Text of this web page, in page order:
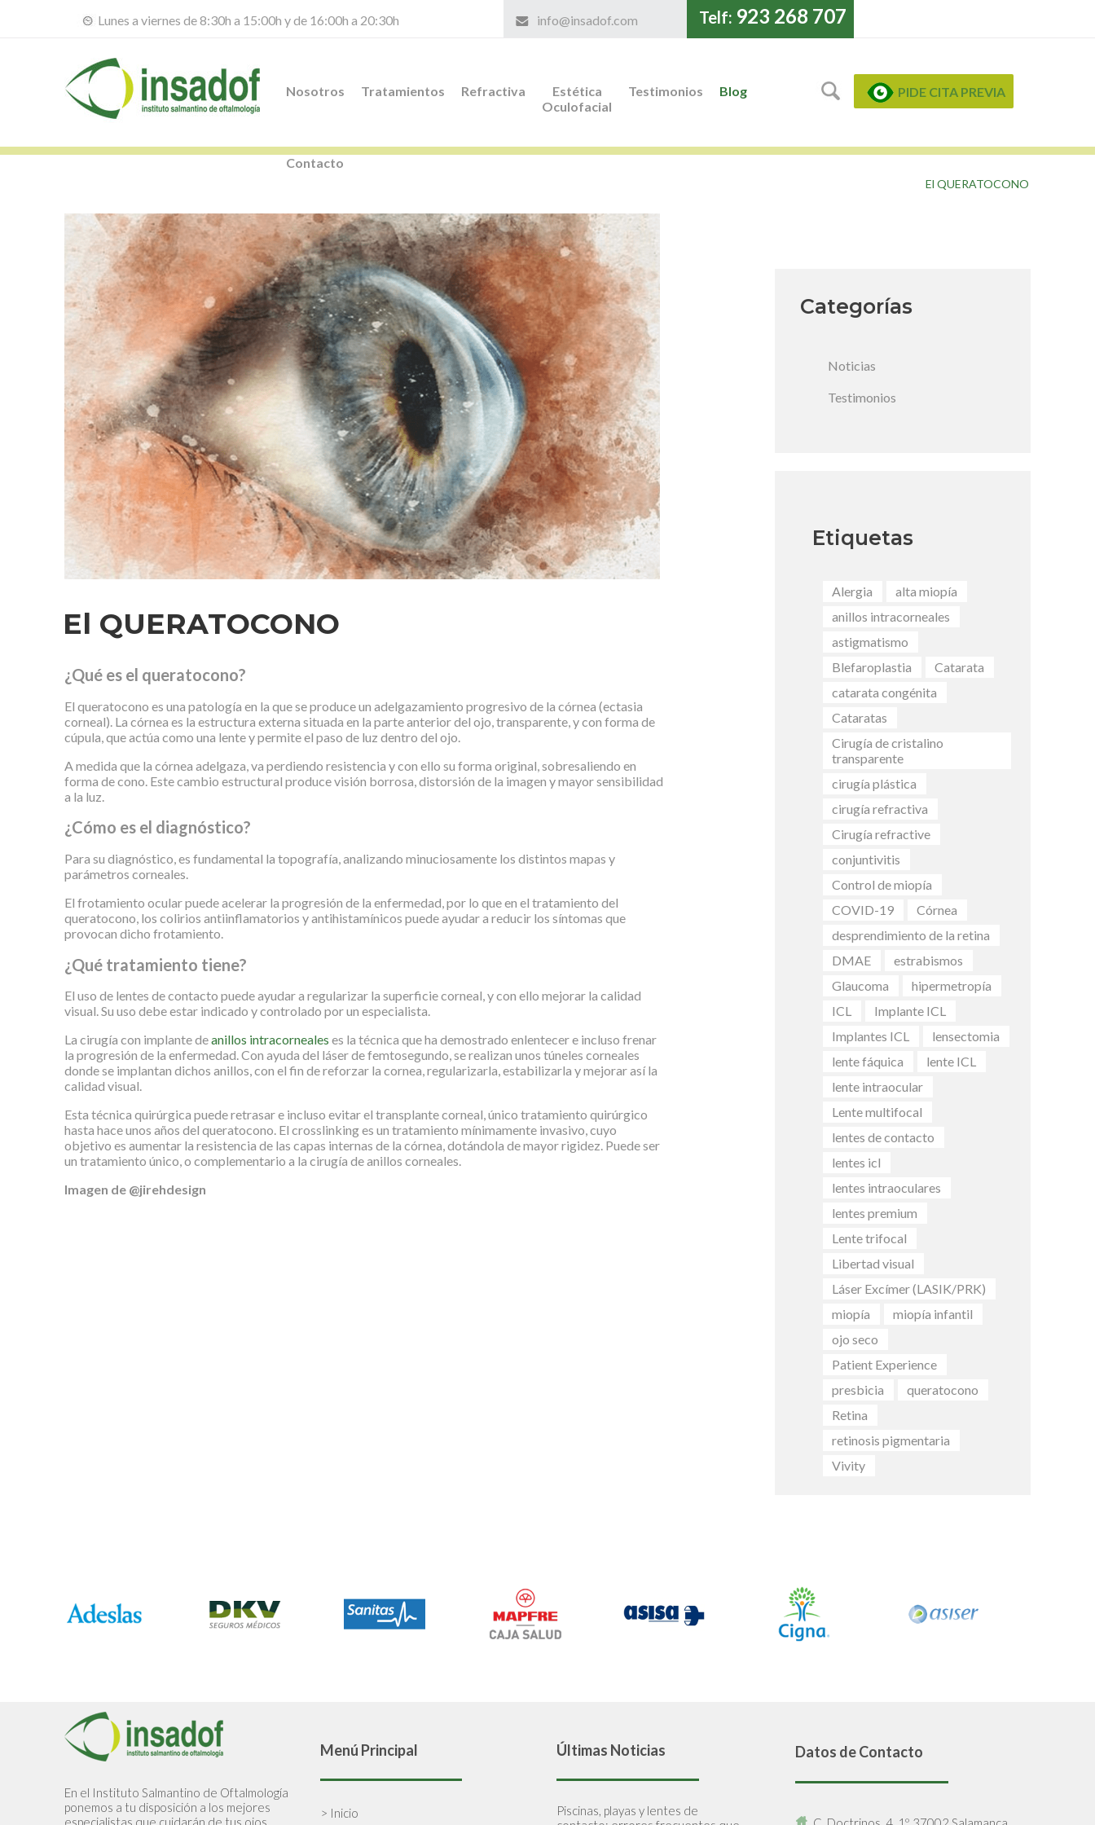
Lunes a viernes de 8:30h a 15:00h y de 16:00h a 20:30h info@insadof.com Telf: 923 268 707
Nosotros Tratamientos Refractiva
Estética
Oculofacial
Testimonios Blog
Contacto
PIDE CITA PREVIA
El QUERATOCONO
El QUERATOCONO
¿Qué es el queratocono?
El queratocono es una patología en la que se produce un adelgazamiento progresivo de la córnea (ectasia
corneal). La córnea es la estructura externa situada en la parte anterior del ojo, transparente, y con forma de
cúpula, que actúa como una lente y permite el paso de luz dentro del ojo.
A medida que la córnea adelgaza, va perdiendo resistencia y con ello su forma original, sobresaliendo en
forma de cono. Este cambio estructural produce visión borrosa, distorsión de la imagen y mayor sensibilidad
a la luz.
¿Cómo es el diagnóstico?
Para su diagnóstico, es fundamental la topografía, analizando minuciosamente los distintos mapas y
parámetros corneales.
El frotamiento ocular puede acelerar la progresión de la enfermedad, por lo que en el tratamiento del
queratocono, los colirios antiinflamatorios y antihistamínicos puede ayudar a reducir los síntomas que
provocan dicho frotamiento.
¿Qué tratamiento tiene?
El uso de lentes de contacto puede ayudar a regularizar la superficie corneal, y con ello mejorar la calidad
visual. Su uso debe estar indicado y controlado por un especialista.
La cirugía con implante deanillos intracorneales es la técnica que ha demostrado enlentecer e incluso frenar
la progresión de la enfermedad. Con ayuda del láser de femtosegundo, se realizan unos túneles corneales
donde se implantan dichos anillos, con el fin de reforzar la cornea, regularizarla, estabilizarla y mejorar así la
calidad visual.
Esta técnica quirúrgica puede retrasar e incluso evitar el transplante corneal, único tratamiento quirúrgico
hasta hace unos años del queratocono. El crosslinking es un tratamiento mínimamente invasivo, cuyo
objetivo es aumentar la resistencia de las capas internas de la córnea, dotándola de mayor rigidez. Puede ser
un tratamiento único, o complementario a la cirugía de anillos corneales.
Imagen de @jirehdesign
Categorías
Noticias
Testimonios
Etiquetas
Alergia
alta miopía
anillos intracorneales
astigmatismo
Blefaroplastia
Catarata
catarata congénita
Cataratas
Cirugía de cristalino
transparente
cirugía plástica
cirugía refractiva
Cirugía refractive
conjuntivitis
Control de miopía
COVID-19
Córnea
desprendimiento de la retina
DMAE
estrabismos
Glaucoma
hipermetropía
ICL
Implante ICL
Implantes ICL
lensectomia
lente fáquica
lente ICL
lente intraocular
Lente multifocal
lentes de contacto
lentes icl
lentes intraoculares
lentes premium
Lente trifocal
Libertad visual
Láser Excímer (LASIK/PRK)
miopía
miopía infantil
ojo seco
Patient Experience
presbicia
queratocono
Retina
retinosis pigmentaria
Vivity
En el Instituto Salmantino de Oftalmología
ponemos a tu disposición a los mejores
especialistas que cuidarán de tus ojos.
Menú Principal
> Inicio
Últimas Noticias
Piscinas, playas y lentes de
Datos de Contacto